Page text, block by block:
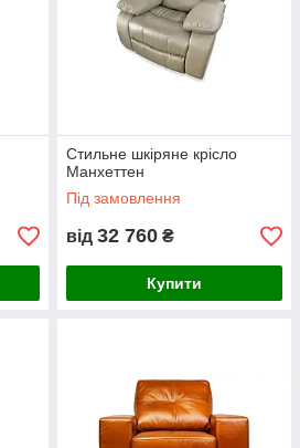
Стильне шкіряне крісло
Манхеттен
Під замовлення
від 32 760 ₴
Купити